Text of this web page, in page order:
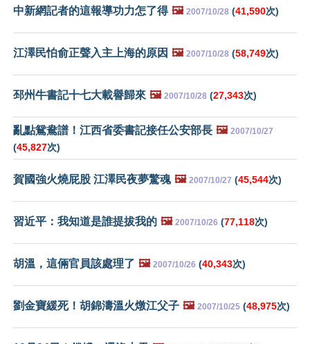
中新網記者的這報導功力怎了得 🖼️ 2007/10/28 (41,590次)
江澤民怕俞正聲入主上海的原因 🖼️ 2007/10/28 (58,749次)
邳州牛書記十七大載譽歸來 🖼️ 2007/10/28 (27,343次)
亂點鴛鴦譜！江西省委書記接任公安部長 🖼️ 2007/10/27
(45,827次)
賀國強火燒屁股 江澤民夜夢驚魂 🖼️ 2007/10/27 (45,544次)
習近平：我知道是誰提拔我的 🖼️ 2007/10/26 (77,118次)
胡溫，這倆官員該處理了 🖼️ 2007/10/26 (40,343次)
劉金寶緩死！胡錦濤溫火燉江父子 🖼️ 2007/10/25 (48,975次)